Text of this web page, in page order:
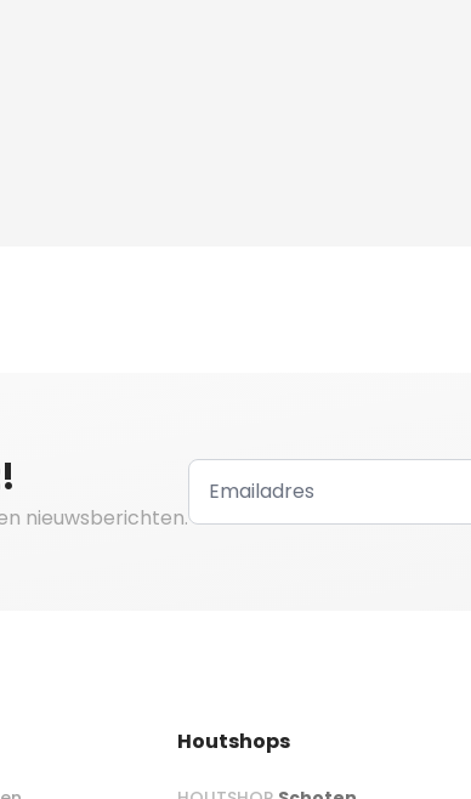
nieuwsberichten.
Houtshops